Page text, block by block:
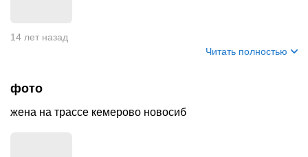
14 лет назад
Читать полностью
фото
жена на трассе кемерово новосиб